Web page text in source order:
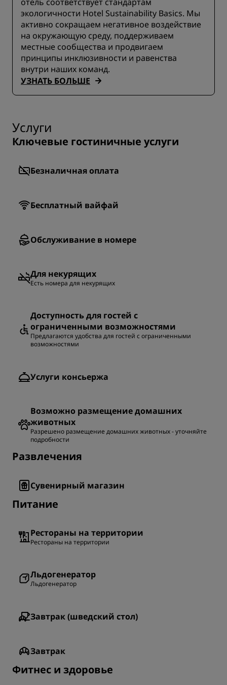
экологичности Hotel Sustainability Basics. Мы
активно сокращаем негативное воздействие
на окружающую среду, поддерживаем
местные сообщества и продвигаем
принципы инклюзивности и равенства
внутри наших команд.
УЗНАТЬ БОЛЬШЕ
Услуги
Ключевые гостиничные услуги
Безналичная оплата
Бесплатный вайфай
Обслуживание в номере
Для некурящих
Есть номера для некурящих
Доступность для гостей с
ограниченными возможностями
Предлагаются удобства для гостей с ограниченными
возможностями
Услуги консьержа
Возможно размещение домашних
животных
Разрешено размещение домашних животных - уточняйте
подробности
Развлечения
Сувенирный магазин
Питание
Рестораны на территории
Рестораны на территории
Льдогенератор
Льдогенератор
Завтрак (шведский стол)
Завтрак
Фитнес и здоровье